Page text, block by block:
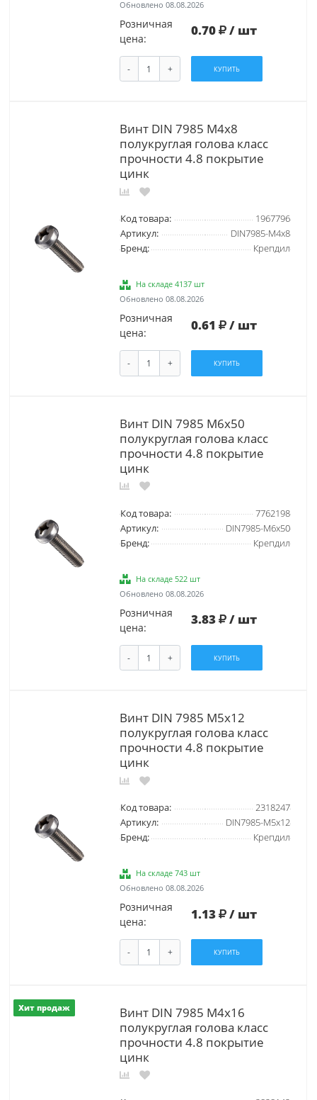
Обновлено 08.08.2026
Розничная
цена:
0.70 / шт
- + КУПИТЬ
Винт DIN 7985 М4х8
полукруглая голова класс
прочности 4.8 покрытие
цинк
Код товара:
1967796
Артикул:
DIN7985-М4х8
Бренд:
Крепдил
На складе 4137 шт
Обновлено 08.08.2026
Розничная
цена:
0.61 / шт
- + КУПИТЬ
Винт DIN 7985 М6х50
полукруглая голова класс
прочности 4.8 покрытие
цинк
Код товара:
7762198
Артикул:
DIN7985-М6х50
Бренд:
Крепдил
На складе 522 шт
Обновлено 08.08.2026
Розничная
цена:
3.83 / шт
- + КУПИТЬ
Винт DIN 7985 М5х12
полукруглая голова класс
прочности 4.8 покрытие
цинк
Код товара:
2318247
Артикул:
DIN7985-М5х12
Бренд:
Крепдил
На складе 743 шт
Обновлено 08.08.2026
Розничная
цена:
1.13 / шт
- + КУПИТЬ
Хит продаж
Винт DIN 7985 М4х16
полукруглая голова класс
прочности 4.8 покрытие
цинк